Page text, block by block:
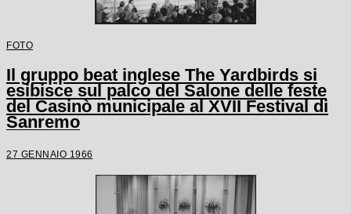
FOTO
Il gruppo beat inglese The Yardbirds si
esibisce sul palco del Salone delle feste
del Casinò municipale al XVII Festival di
Sanremo
27 GENNAIO 1966